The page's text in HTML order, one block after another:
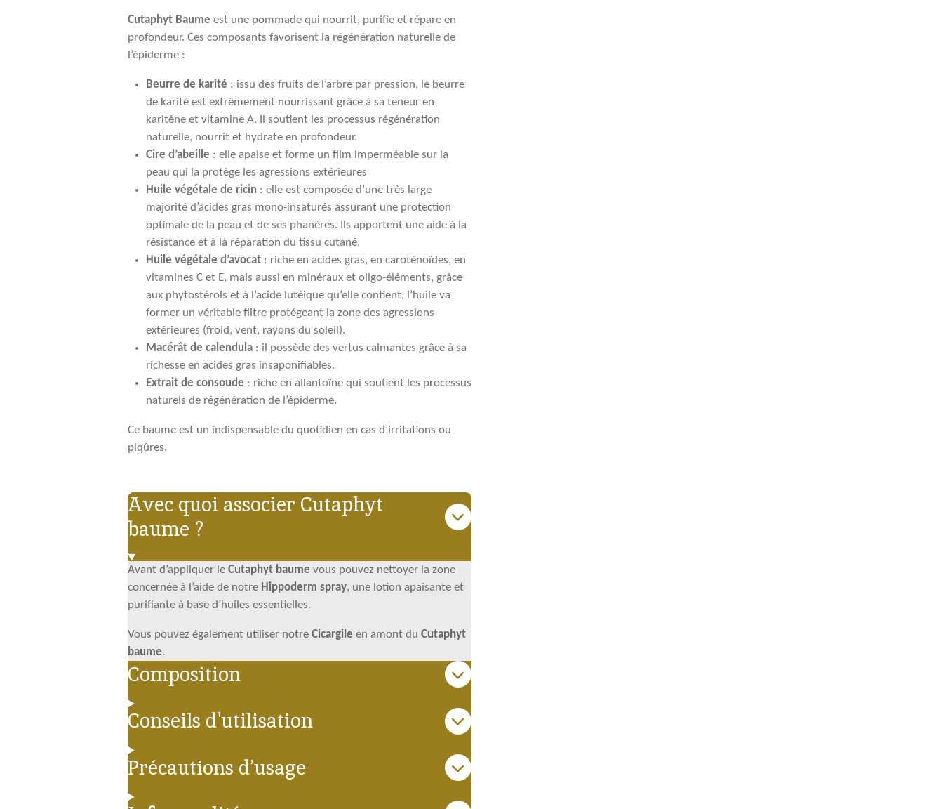
Cutaphyt Baume est une pommade qui nourrit, purifie et répare en
profondeur. Ces composants favorisent la régénération naturelle de
l’épiderme :
Beurre de karité : issu des fruits de l’arbre par pression, le beurre
de karité est extrêmement nourrissant grâce à sa teneur en
karitène et vitamine A. Il soutient les processus régénération
naturelle, nourrit et hydrate en profondeur.
Cire d’abeille : elle apaise et forme un film imperméable sur la
peau qui la protège les agressions extérieures
Huile végétale de ricin : elle est composée d’une très large
majorité d’acides gras mono-insaturés assurant une protection
optimale de la peau et de ses phanères. Ils apportent une aide à la
résistance et à la réparation du tissu cutané.
Huile végétale d’avocat : riche en acides gras, en caroténoïdes, en
vitamines C et E, mais aussi en minéraux et oligo-éléments, grâce
aux phytostérols et à l’acide lutéique qu’elle contient, l’huile va
former un véritable filtre protégeant la zone des agressions
extérieures (froid, vent, rayons du soleil).
Macérât de calendula : il possède des vertus calmantes grâce à sa
richesse en acides gras insaponifiables.
Extrait de consoude : riche en allantoïne qui soutient les processus
naturels de régénération de l’épiderme.
Ce baume est un indispensable du quotidien en cas d’irritations ou
piqûres.
Avec quoi associer Cutaphyt
baume ?
Avant d’appliquer le Cutaphyt baume vous pouvez nettoyer la zone
concernée à l’aide de notre Hippoderm spray, une lotion apaisante et
purifiante à base d’huiles essentielles.
Vous pouvez également utiliser notre Cicargile en amont du Cutaphyt
baume.
Composition
Conseils d'utilisation
Précautions d’usage